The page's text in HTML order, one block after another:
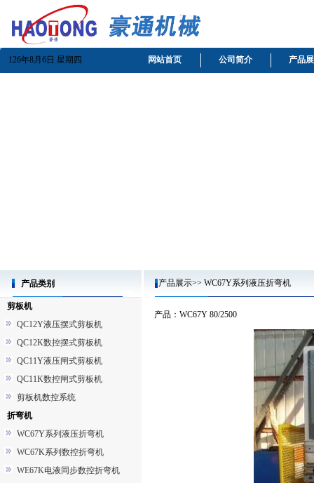
126年8月6日 星期四 网站首页 公司简介 产品
产品类别
剪板机
QC12Y液压摆式剪板机
QC12K数控摆式剪板机
QC11Y液压闸式剪板机
QC11K数控闸式剪板机
剪板机数控系统
折弯机
WC67Y系列液压折弯机
WC67K系列数控折弯机
WE67K电液同步数控折弯机
产品展示>> WC67Y系列液压折弯机
产品：WC67Y 80/2500